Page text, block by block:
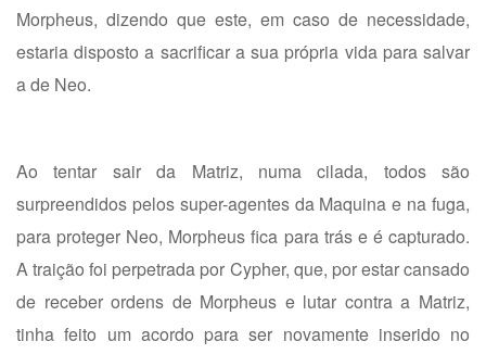
Morpheus, dizendo que este, em caso de necessidade,
estaria disposto a sacrificar a sua própria vida para salvar
a de Neo.
Ao tentar sair da Matriz, numa cilada, todos são
surpreendidos pelos super-agentes da Maquina e na fuga,
para proteger Neo, Morpheus fica para trás e é capturado.
A traição foi perpetrada por Cypher, que, por estar cansado
de receber ordens de Morpheus e lutar contra a Matriz,
tinha feito um acordo para ser novamente inserido no